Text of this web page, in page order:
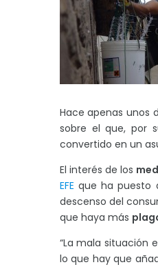
Hace apenas unos
sobre el que, por
convertido en un
El interés de los
EFE que ha puesto
descenso del
que haya más
“La mala situación
lo que hay que